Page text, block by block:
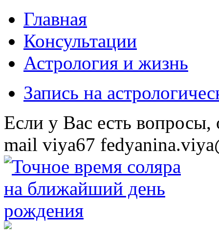
Главная
Консультации
Астрология и жизнь
Запись на
Eсли у Вас есть
mail viya67